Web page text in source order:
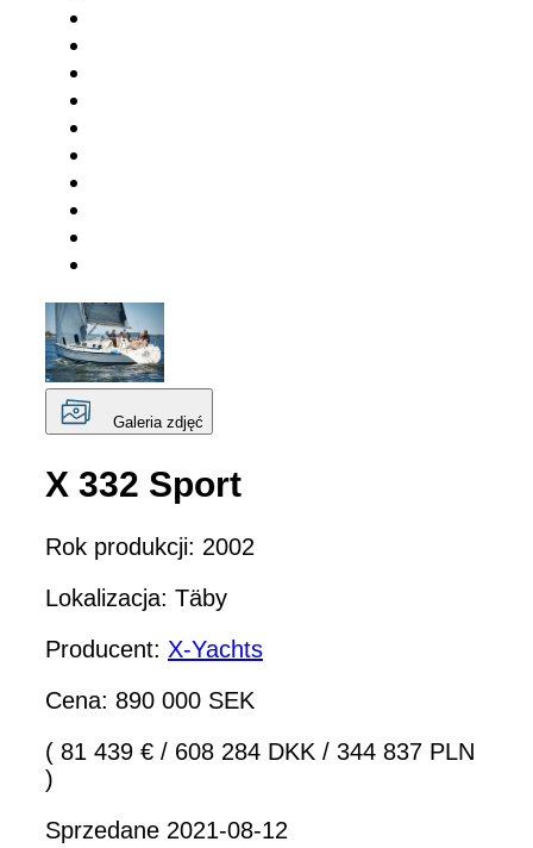
Galeria zdjęć
X 332 Sport
Rok produkcji: 2002
Lokalizacja: Täby
Producent: X-Yachts
Cena: 890 000 SEK
( 81 439 € / 608 284 DKK / 344 837 PLN
)
Sprzedane 2021-08-12